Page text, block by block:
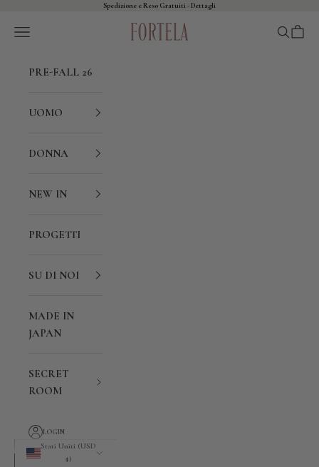
Spedizione e Reso Gratuiti - Dettagli
Fortela
Apri il menu di navigazione Mostra
PRE-FALL 26
UOMO
DONNA
NEW IN
PROGETTI
SU DI NOI
MADE IN
JAPAN
SECRET
ROOM
LOGIN
Stati Uniti (USD
$)